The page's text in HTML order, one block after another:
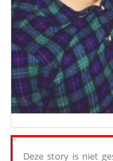
Deze story is niet